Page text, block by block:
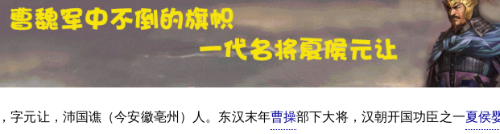
，字元让，沛国谯（今安徽亳州）人。东汉末年曹操部下大将，汉朝开国功臣之一夏侯